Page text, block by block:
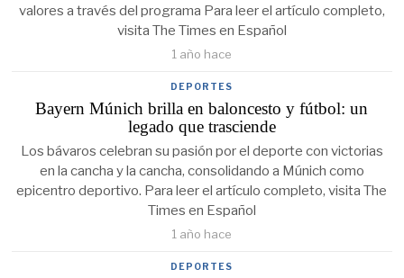
valores a través del programa Para leer el artículo completo,
visita The Times en Español
1 año hace
DEPORTES
Bayern Múnich brilla en baloncesto y fútbol: un
legado que trasciende
Los bávaros celebran su pasión por el deporte con victorias
en la cancha y la cancha, consolidando a Múnich como
epicentro deportivo. Para leer el artículo completo, visita The
Times en Español
1 año hace
DEPORTES